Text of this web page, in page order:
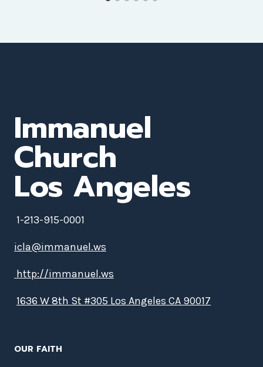
Immanuel
Church
Los Angeles
1-213-915-0001
icla@immanuel.ws
http://immanuel.ws
1636 W 8th St #305 Los Angeles CA 90017
OUR FAITH